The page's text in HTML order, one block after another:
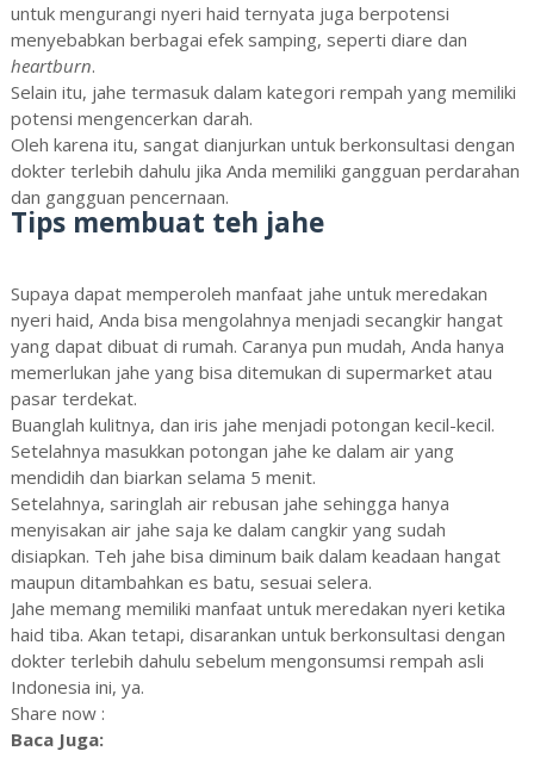
untuk mengurangi nyeri haid ternyata juga berpotensi
menyebabkan berbagai efek samping, seperti diare dan
heartburn.
Selain itu, jahe termasuk dalam kategori rempah yang memiliki
potensi mengencerkan darah.
Oleh karena itu, sangat dianjurkan untuk berkonsultasi dengan
dokter terlebih dahulu jika Anda memiliki gangguan perdarahan
dan gangguan pencernaan.
Tips membuat teh jahe
Supaya dapat memperoleh manfaat jahe untuk meredakan
nyeri haid, Anda bisa mengolahnya menjadi secangkir hangat
yang dapat dibuat di rumah. Caranya pun mudah, Anda hanya
memerlukan jahe yang bisa ditemukan di supermarket atau
pasar terdekat.
Buanglah kulitnya, dan iris jahe menjadi potongan kecil-kecil.
Setelahnya masukkan potongan jahe ke dalam air yang
mendidih dan biarkan selama 5 menit.
Setelahnya, saringlah air rebusan jahe sehingga hanya
menyisakan air jahe saja ke dalam cangkir yang sudah
disiapkan. Teh jahe bisa diminum baik dalam keadaan hangat
maupun ditambahkan es batu, sesuai selera.
Jahe memang memiliki manfaat untuk meredakan nyeri ketika
haid tiba. Akan tetapi, disarankan untuk berkonsultasi dengan
dokter terlebih dahulu sebelum mengonsumsi rempah asli
Indonesia ini, ya.
Share now :
Baca Juga: